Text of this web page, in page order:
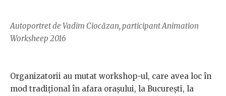
Autoportret de Vadim Ciocăzan, participant Animation
Worksheep 2016
Organizatorii au mutat workshop-ul, care avea loc în
mod tradițional în afara orașului, la București, la